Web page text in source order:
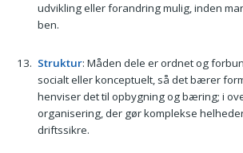
udvikling eller forandring mulig, inden
ben.
Struktur: Måden dele er ordnet og
socialt eller konceptuelt, så det bærer
henviser det til opbygning og bæring; i
organisering, der gør komplekse
driftssikre.